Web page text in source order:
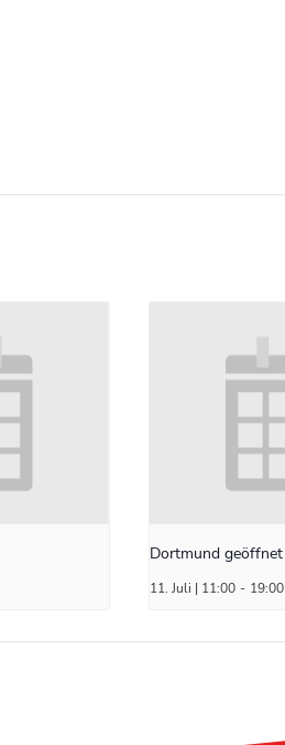
Dortmund geöffnet
11. Juli | 11:00 - 19:00